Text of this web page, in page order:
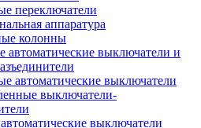
переключатели
аппаратура
колонны
выключатели и
автоматические выключатели
выключатели-
выключатели